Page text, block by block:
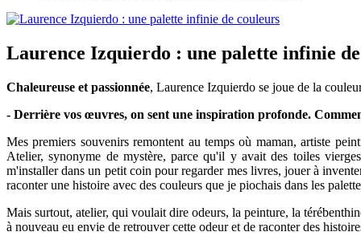
Laurence Izquierdo : une palette infinie
Chaleureuse et passionnée, Laurence Izquierdo se joue de la
- Derrière vos œuvres, on sent une inspiration profonde.
Mes premiers souvenirs remontent au temps où maman, artiste
Atelier, synonyme de mystère, parce qu'il y avait des toiles
m'installer dans un petit coin pour regarder mes livres, jouer à
raconter une histoire avec des couleurs que je piochais dans les
Mais surtout, atelier, qui voulait dire odeurs, la peinture, la
à nouveau eu envie de retrouver cette odeur et de raconter des